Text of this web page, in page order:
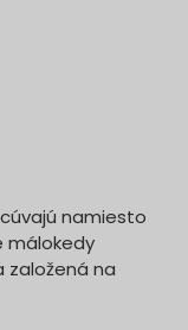
namiesto
málokedy
založená na